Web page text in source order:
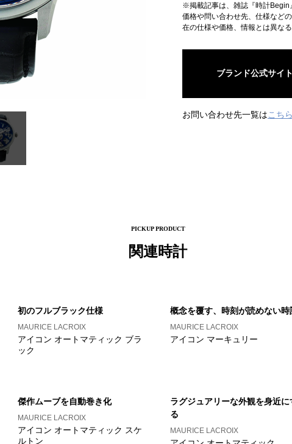
※掲載記事は、雑誌『時計Begin
価格や問い合わせ先、仕様など
在の仕様や価格、情報とは異な
ブランド公式サイ
お問い合わせ先一覧はこちら
PICKUP PRODUCT
関連時計
初のフルブラック仕様
MAURICE LACROIX
アイコン オートマティック ブラ
ック
概念を覆す、時刻が読めない時
MAURICE LACROIX
アイコン マーキュリー
傑作ムーブを自動巻き化
MAURICE LACROIX
アイコン オートマティック スケ
ルトン
ラグジュアリーな外観を身近に
る
MAURICE LACROIX